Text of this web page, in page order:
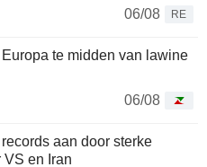
06/08
RE
te midden van lawine
06/08
aan door sterke
VS en Iran